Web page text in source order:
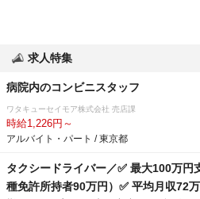
求人特集
病院内のコンビニスタッフ
ワタキューセイモア株式会社 売店課
時給1,226円～
アルバイト・パート / 東京都
タクシードライバー／✅ 最大100万
種免許所持者90万円）✅ 平均月収72